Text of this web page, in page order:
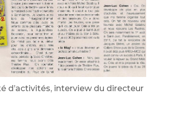
d’activités, interview du directeur